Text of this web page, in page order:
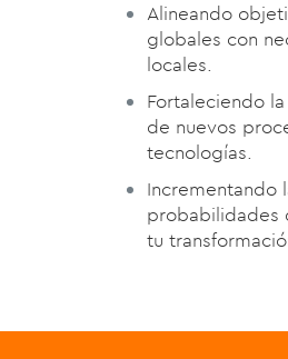
Alineando
globales con
locales.
Fortaleciendo
de nuevos
tecnologías.
Incrementando
probabilidades
tu